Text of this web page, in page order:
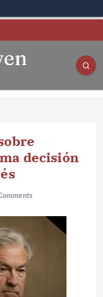
decisión